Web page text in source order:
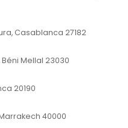
Casablanca 27182
Mellal 23030
20190
Marrakech 40000